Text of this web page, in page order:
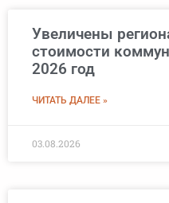
Увеличены
стоимости
2026 год
ЧИТАТЬ ДАЛЕЕ »
03.08.2026